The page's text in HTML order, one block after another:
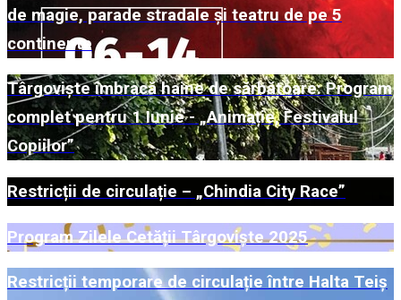
de magie, parade stradale și teatru de pe 5
continente
Târgoviște îmbracă haine de sărbătoare: Program
complet pentru 1 Iunie - „Animație, Festivalul
Copiilor”
Restricții de circulație – „Chindia City Race”
Program Zilele Cetății Târgoviște 2025
Restricții temporare de circulație între Halta Teiș